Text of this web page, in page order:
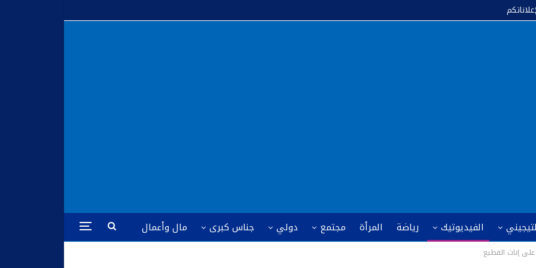
الفيديوتيك رياضة المرأة مجتمع دولي جناس كبرى
مال وأعمال